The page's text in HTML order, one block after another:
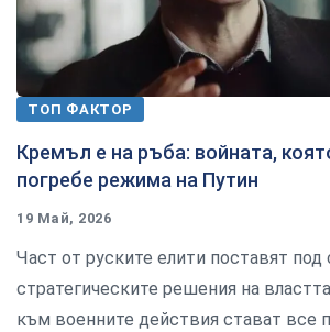
ТОП ФАКТОР
Кремъл е на ръба: войната,
погребе режима на Путин
19 Май, 2026
Част от руските елити поставят
стратегическите решения на
към военните действия стават все